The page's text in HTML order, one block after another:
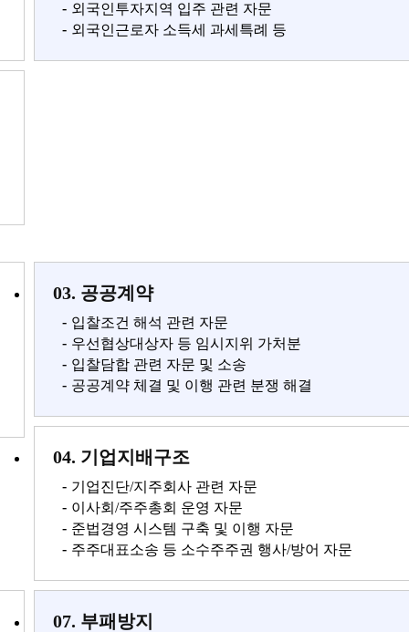
- 외국인투자지역 입주 관련 자문
- 외국인근로자 소득세 과세특례 등
03. 공공계약
- 입찰조건 해석 관련 자문
- 우선협상대상자 등 임시지위 가처분
- 입찰담합 관련 자문 및 소송
- 공공계약 체결 및 이행 관련 분쟁 해결
04. 기업지배구조
- 기업진단/지주회사 관련 자문
- 이사회/주주총회 운영 자문
- 준법경영 시스템 구축 및 이행 자문
- 주주대표소송 등 소수주주권 행사/방어 자문
07. 부패방지